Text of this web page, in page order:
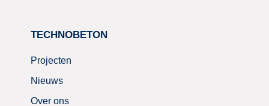
TECHNOBETON
Projecten
Nieuws
Over ons